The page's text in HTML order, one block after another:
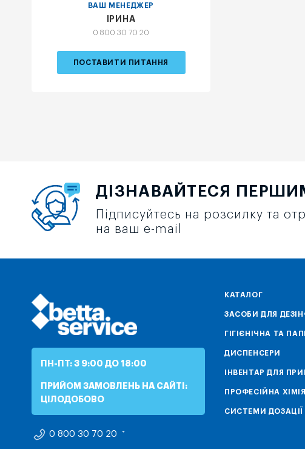
ВАШ МЕНЕДЖЕР
ІРИНА
0 800 30 70 20
ПОСТАВИТИ ПИТАННЯ
ДІЗНАВАЙТЕСЯ
Підписуйтесь на розсилку та
на ваш e-mail
ПН-ПТ: З 9:00 ДО 18:00
ПРИЙОМ ЗАМОВЛЕНЬ НА САЙТІ:
ЦІЛОДОБОВО
0 800 30 70 20
КАТАЛОГ
ЗАСОБИ ДЛЯ
ГІГІЄНІЧНА ТА
ДИСПЕНСЕРИ
ІНВЕНТАР ДЛЯ
ПРОФЕСІЙНА ХІМІЯ
СИСТЕМИ ДОЗАЦІЇ